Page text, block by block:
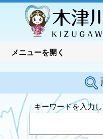
キーワードを入力